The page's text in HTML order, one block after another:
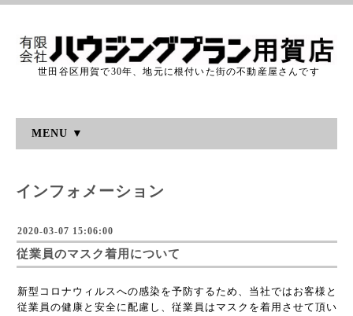
世田谷区用賀で30年、地元に根付いた街の不動産屋さんです
MENU ▼
インフォメーション
2020-03-07 15:06:00
従業員のマスク着用について
新型コロナウィルスへの感染を予防するため、当社ではお客様と
従業員の健康と安全に配慮し、従業員はマスクを着用させて頂い